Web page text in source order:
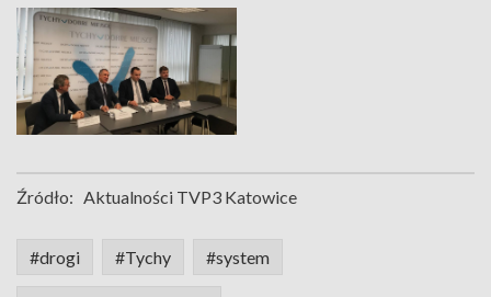
Źródło: Aktualności TVP3 Katowice
#drogi #Tychy #system